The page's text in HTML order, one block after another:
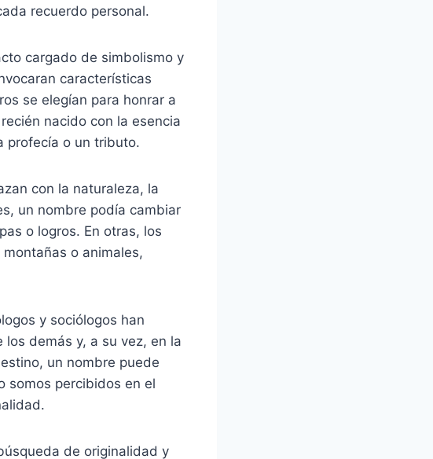
recuerdo personal.
cargado de simbolismo y
características
se elegían para honrar a
nacido con la esencia
profecía o un tributo.
con la naturaleza, la
un nombre podía cambiar
o logros. En otras, los
o animales,
y sociólogos han
demás y, a su vez, en la
un nombre puede
somos percibidos en el
de originalidad y